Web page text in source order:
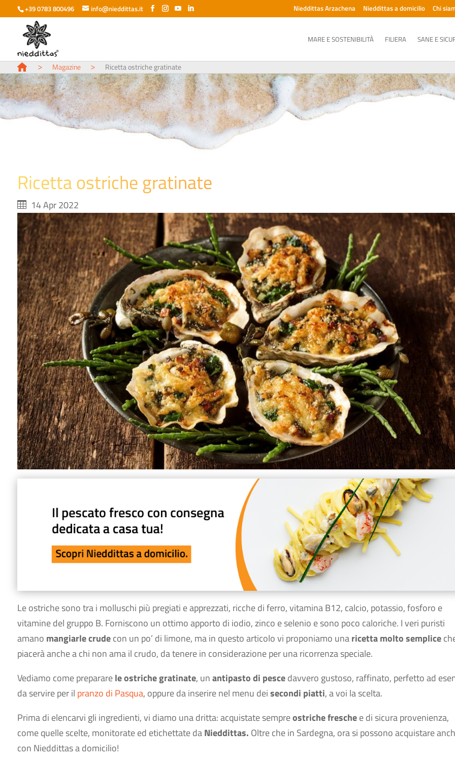
+39 0783 800496 info@nieddittas.it Nieddittas Arzachena Nieddittas a domicilio Chi
MARE E SOSTENIBILITÀ FILIERA SANE E
> Magazine > Ricetta ostriche gratinate
Ricetta ostriche gratinate
14 Apr 2022
Le ostriche sono tra i molluschi più pregiati e apprezzati, ricche di ferro, vitamina B12, calcio, potassio, fosforo e
vitamine del gruppo B. Forniscono un ottimo apporto di iodio, zinco e selenio e sono poco caloriche. I veri puristi
amano mangiarle crudecon un po’ di limone, ma in questo articolo vi proponiamo unaricetta molto semplice
piacerà anche a chi non ama il crudo, da tenere in considerazione per una ricorrenza speciale.
Vediamo come prepararele ostriche gratinate, unantipasto di pescedavvero gustoso, raffinato, perfetto ad
da servire per il pranzo di Pasqua, oppure da inserire nel menu deisecondi piatti, a voi la scelta.
Prima di elencarvi gli ingredienti, vi diamo una dritta: acquistate sempreostriche freschee di sicura provenienza,
come quelle scelte, monitorate ed etichettate daNieddittas. Oltre che in Sardegna, ora si possono acquistare
con Nieddittas a domicilio!